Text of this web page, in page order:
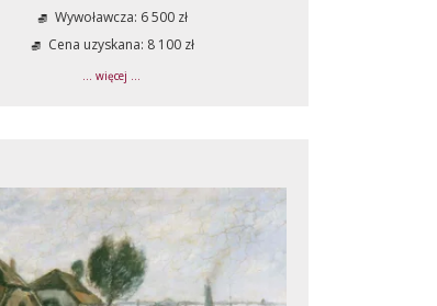
Wywoławcza: 6 500 zł
Cena uzyskana: 8 100 zł
... więcej ...